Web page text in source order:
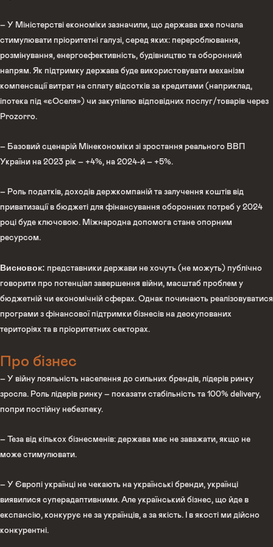
– У Міністерстві економіки зазначили, що держава вже почала
стимулювати пріоритетні галузі, серед яких: перероблювання,
розмінування, енергоефективність, будівництво та оборонний
напрям. Як підтримку держава буде використовувати механізм
компенсації витрат на сплату відсотків за кредитами (наприклад,
іпотека під «єОселя») чи закупівлю відповідних послуг/товарів через
Prozorro.
– Базовий сценарій Мінекономіки зі зростання реального ВВП
України на 2023 рік – +4%, на 2024-й – +5%.
– Роль податків, доходів держкомпаній та залучення коштів від
приватизації в бюджеті для фінансування оборонних потреб у 2024
році буде ключовою. Міжнародна допомога стане опорним
ресурсом.
Висновок: представники держави не хочуть (не можуть) публічно
говорити про потенціал завершення війни, масштаб проблем у
бюджетній чи економічній сферах. Однак починають реалізовуватися
програми з фінансової підтримки бізнесів на деокупованих
територіях та в пріоритетних секторах.
Про бізнес
– У війну лояльність населення до сильних брендів, лідерів ринку
зросла. Роль лідерів ринку – показати стабільність та 100% delivery,
попри постійну небезпеку.
– Теза від кількох бізнесменів: держава має не заважати, якщо не
може стимулювати.
– У Європі українці не чекають на українські бренди, українці
виявилися суперадаптивними. Але український бізнес, що йде в
експансію, конкурує не за українців, а за якість. І в якості ми дійсно
конкурентні.